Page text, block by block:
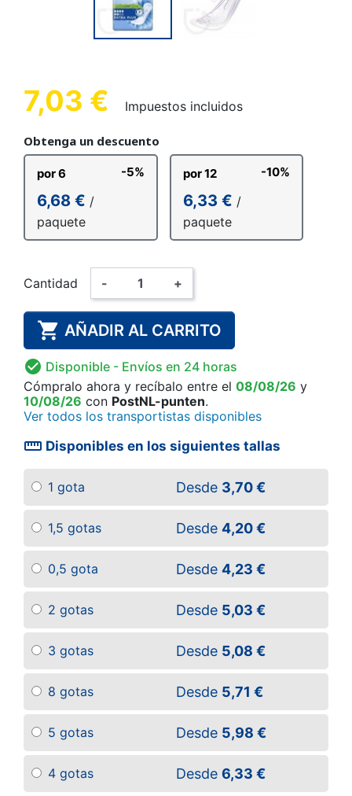
7,03 € Impuestos incluidos
Obtenga un descuento
por 6 -5%
6,68 € /
paquete
por 12 -10%
6,33 € /
paquete
Cantidad - +
 AÑADIR AL CARRITO
 Disponible - Envíos en 24 horas
Cómpralo ahora y recíbalo entre el 08/08/26 y
10/08/26 con PostNL-punten.
Ver todos los transportistas disponibles
straighten Disponibles en los siguientes tallas
1 gota Desde 3,70 €
1,5 gotas Desde 4,20 €
0,5 gota Desde 4,23 €
2 gotas Desde 5,03 €
3 gotas Desde 5,08 €
8 gotas Desde 5,71 €
5 gotas Desde 5,98 €
4 gotas Desde 6,33 €